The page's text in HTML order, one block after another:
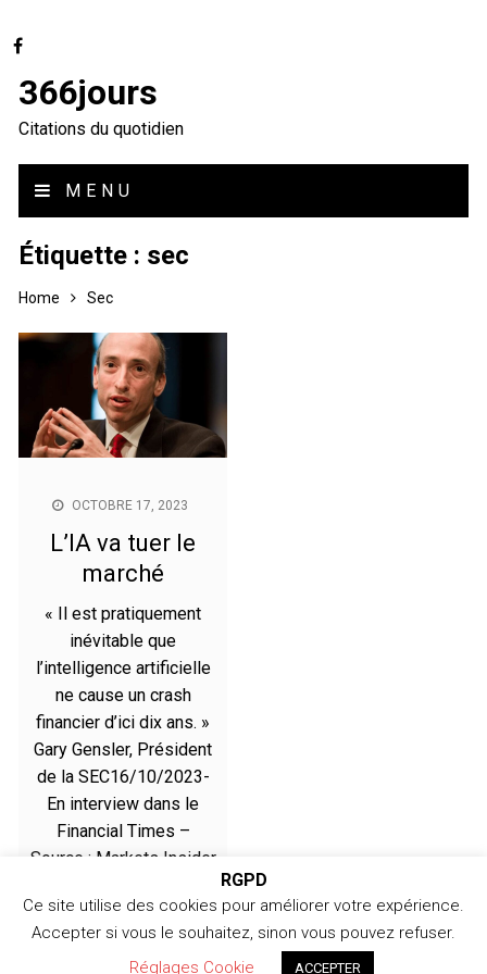
366jours
Citations du quotidien
MENU
Étiquette : sec
Home Sec
OCTOBRE 17, 2023
L’IA va tuer le
marché
« Il est pratiquement
inévitable que
l’intelligence artificielle
ne cause un crash
financier d’ici dix ans. »
Gary Gensler, Président
de la SEC16/10/2023-
En interview dans le
Financial Times –
Source : Markets Insider
Copyright © 2026 366jours - Copyright 2024 /
RGPD
Ce site utilise des cookies pour améliorer votre expérience.
Accepter si vous le souhaitez, sinon vous pouvez refuser.
Réglages Cookie
ACCEPTER